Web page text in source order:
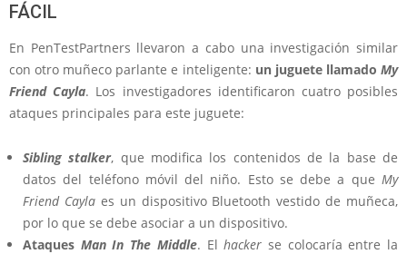
FÁCIL
En PenTestPartners llevaron a cabo una investigación similar
con otro muñeco parlante e inteligente: un juguete llamadoMy
Friend Cayla. Los investigadores identificaron cuatro posibles
ataques principales para este juguete:
Sibling stalker, que modifica los contenidos de la base de
datos del teléfono móvil del niño. Esto se debe a que My
Friend Caylaes un dispositivo Bluetooth vestido de muñeca,
por lo que se debe asociar a un dispositivo.
Ataques Man In The Middle. Elhacker se colocaría entre la